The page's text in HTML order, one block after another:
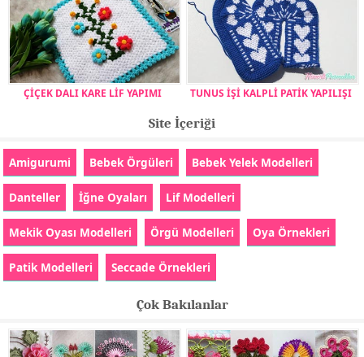
ÇİÇEK DALI KARE LİF YAPIMI TUNUS İŞİ KALPLİ PATİK YAPILIŞI
Site İçeriği
Amigurumi Bebek Örgüleri Bebek Yelek Modelleri
Danteller İğne Oyaları Lif Modelleri
Mekik Oyası Modelleri Örgü Modelleri Oya Örnekleri
Patik Modelleri Seccade Örnekleri
Çok Bakılanlar